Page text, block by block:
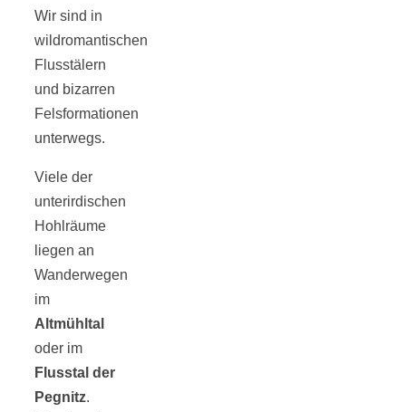
Wir sind in
wildromantischen
Flusstälern
und bizarren
Felsformationen
unterwegs.
Viele der
unterirdischen
Hohlräume
liegen an
Wanderwegen
im
Altmühltal
oder im
Flusstal der
Pegnitz.